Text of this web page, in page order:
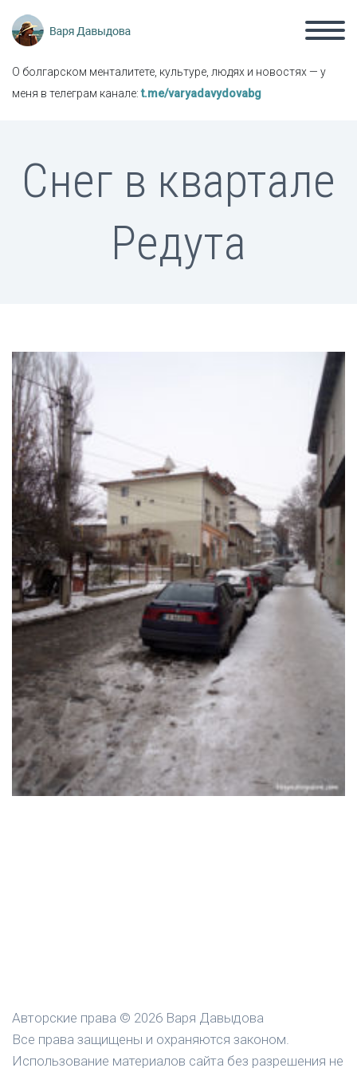
О болгарском менталитете, культуре, людях и новостях — у
меня в телеграм канале:t.me/varyadavydovabg
Снег в квартале
Редута
Авторские права © 2026 Варя Давыдова
Все права защищены и охраняются законом.
Использование материалов сайта без разрешения не